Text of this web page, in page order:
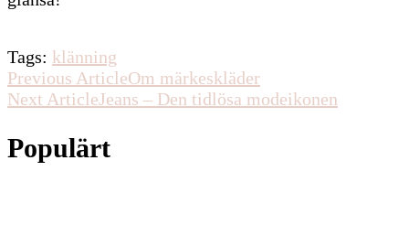
Tags: klänning
Post
Navigation
Previous ArticleOm märkeskläder
Next ArticleJeans – Den tidlösa modeikonen
Populärt